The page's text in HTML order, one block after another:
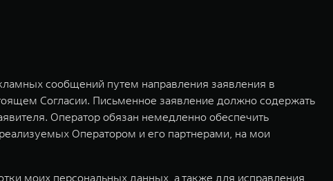
сообщений путем направления заявления в
Согласии. Письменное заявление должно содержать
Оператор обязан немедленно обеспечить
Оператором и его партнерами, на мои
моих персональных данных, а также для исправления